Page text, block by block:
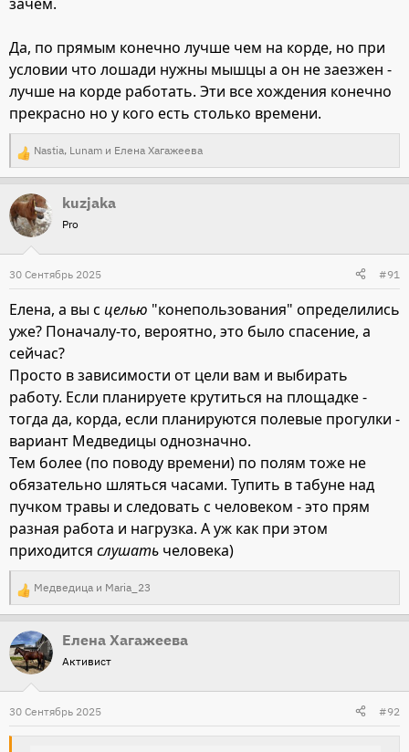
Да, по прямым конечно лучше чем на корде, но при
условии что лошади нужны мышцы а он не заезжен -
лучше на корде работать. Эти все хождения конечно
прекрасно но у кого есть столько времени.
Р
е
а
к
и
и
:
Nastia, Lunam и Елена Хагажеева
kuzjaka
Pro
30 Сентябрь 2025 #91
Елена, а вы с целью "конепользования" определились
уже? Поначалу-то, вероятно, это было спасение, а
сейчас?
Просто в зависимости от цели вам и выбирать
работу. Если планируете крутиться на площадке -
тогда да, корда, если планируются полевые прогулки -
вариант Медведицы однозначно.
Тем более (по поводу времени) по полям тоже не
обязательно шляться часами. Тупить в табуне над
пучком травы и следовать с человеком - это прям
разная работа и нагрузка. А уж как при этом
приходится слушать человека)
Р
е
а
к
и
и
Медведица и Maria_23
Елена Хагажеева
Активист
30 Сентябрь 2025 #92